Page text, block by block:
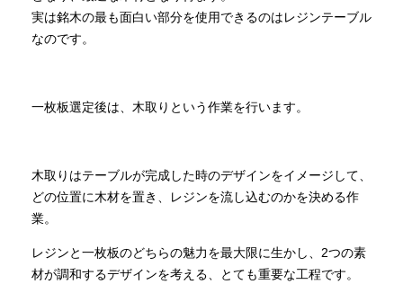
実は銘木の最も面白い部分を使用できるのはレジンテーブル
なのです。
一枚板選定後は、木取りという作業を行います。
木取りはテーブルが完成した時のデザインをイメージして、
どの位置に木材を置き、レジンを流し込むのかを決める作
業。
レジンと一枚板のどちらの魅力を最大限に生かし、2つの素
材が調和するデザインを考える、とても重要な工程です。